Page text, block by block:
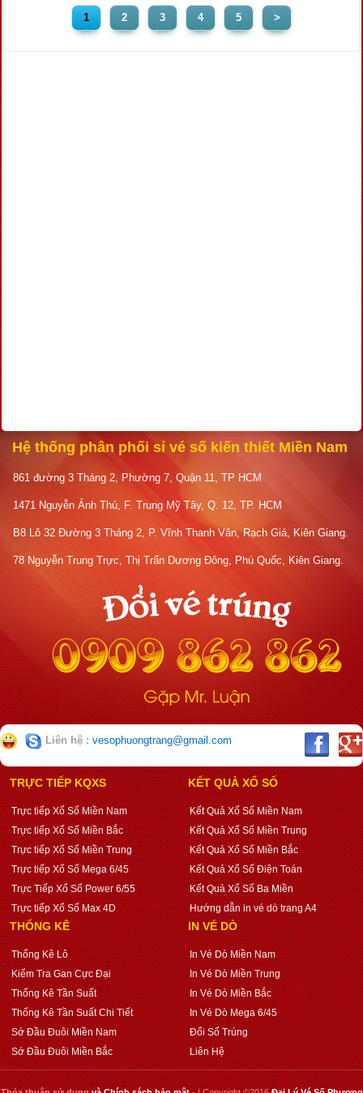
1 2 3 4 5 >
Hệ thống phân phối sỉ vé số kiến thiết Miền Nam
861 đường 3 Tháng 2, Phường 7, Quận 11, TP HCM
1471 Nguyễn Ảnh Thủ, F. Trung Mỹ Tây, Q. 12, TP. HCM
B8 Lô 32 Đường 3 Tháng 2, P. Vĩnh Thanh Vân, Rạch Giá, Kiên Giang.
78 Nguyễn Trung Trực, Thị Trấn Dương Đông, Phú Quốc, Kiên Giang.
Liên hệ : vesophuongtrang@gmail.com
TRỰC TIẾP KQXS
Trực tiếp Xổ Số Miền Nam
Trực tiếp Xổ Số Miền Bắc
Trực tiếp Xổ Số Miền Trung
Trực tiếp Xổ Số Mega 6/45
Trực Tiếp Xổ Số Power 6/55
Trực tiếp Xổ Số Max 4D
KẾT QUẢ XỔ SỐ
Kết Quả Xổ Số Miền Nam
Kết Quả Xổ Số Miền Trung
Kết Quả Xổ Số Miền Bắc
Kết Quả Xổ Số Điện Toán
Kết Quả Xổ Số Ba Miền
Hướng dẫn in vé dò trang A4
THỐNG KÊ
Thống Kê Lô
Kiểm Tra Gan Cực Đại
Thống Kê Tần Suất
Thống Kê Tần Suất Chi Tiết
Sớ Đầu Đuôi Miền Nam
Sớ Đầu Đuôi Miền Bắc
IN VÉ DÒ
In Vé Dò Miền Nam
In Vé Dò Miền Trung
In Vé Dò Miền Bắc
In Vé Dò Mega 6/45
Đổi Số Trúng
Liên Hệ